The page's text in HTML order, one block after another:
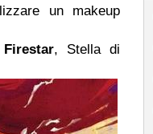
un makeup
Firestar, Stella di